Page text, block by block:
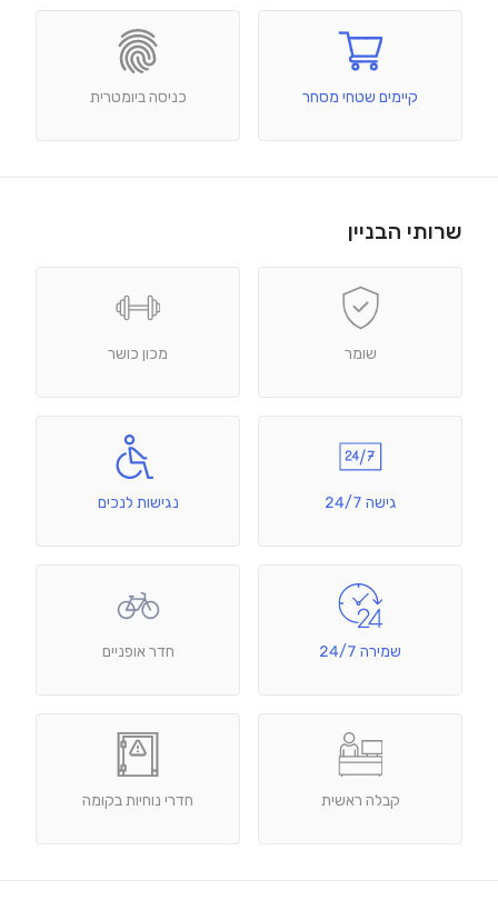
קיימים שטחי מסחר כניסה ביומטרית
שרותי הבניין
שומר מכון כושר
גישה 24/7 נגישות לנכים
שמירה 24/7 חדר אופניים
קבלה ראשית חדרי נוחיות בקומה